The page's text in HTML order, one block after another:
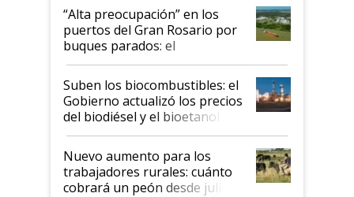
“Alta preocupación” en los
puertos del Gran Rosario por
buques parados: el
funcionamiento de las
exportadoras en tensión tras
la medida de fuerza de los
prácticos
Suben los biocombustibles: el
Gobierno actualizó los precios
del biodiésel y el bioetanol
Nuevo aumento para los
trabajadores rurales: cuánto
cobrará un peón desde julio